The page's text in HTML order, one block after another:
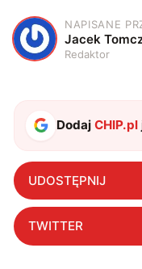
J
NAPISANE
Jacek
Redaktor
DodajCHIP.pl
UDOSTĘPNIJ
TWITTER